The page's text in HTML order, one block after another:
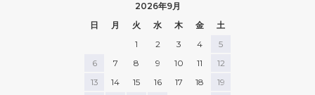
2026年9月
日
月 火 水 木 金
土
1
2 3 4
5
6
7 8 9 10 11
12
13
14 15 16 17 18
19